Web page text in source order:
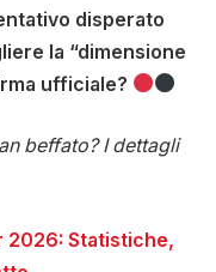
disperato
la “dimensione
ufficiale?
beffato? I dettagli
2026: Statistiche,